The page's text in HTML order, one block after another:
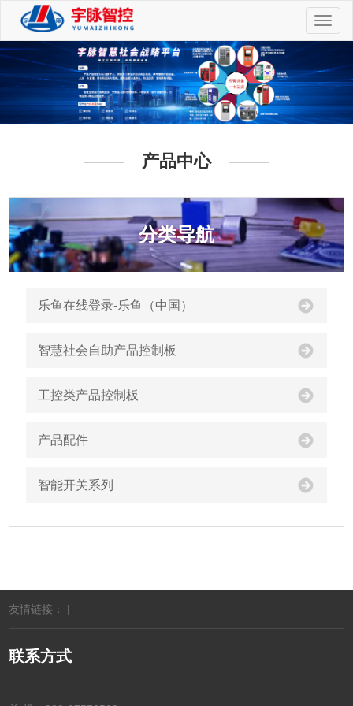
切
换
航
产品中心
分类导航
乐鱼在线登录-乐鱼（中国）
智慧社会自助产品控制板
工控类产品控制板
产品配件
智能开关系列
友情链接： |
联系方式